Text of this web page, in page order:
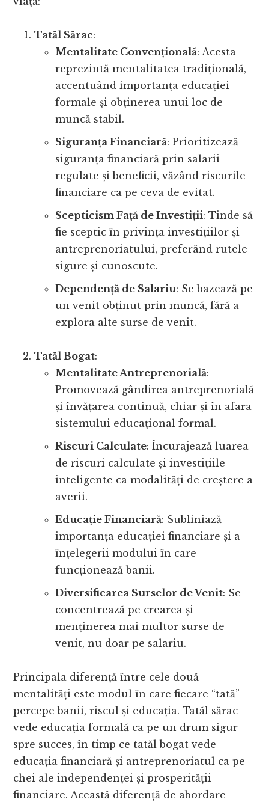
Tatăl Sărac:
Mentalitate Convențională: Acesta
reprezintă mentalitatea tradițională,
accentuând importanța educației
formale și obținerea unui loc de
muncă stabil.
Siguranța Financiară: Prioritizează
siguranța financiară prin salarii
regulate și beneficii, văzând riscurile
financiare ca pe ceva de evitat.
Scepticism Față de Investiții: Tinde să
fie sceptic în privința investițiilor și
antreprenoriatului, preferând rutele
sigure și cunoscute.
Dependență de Salariu: Se bazează pe
un venit obținut prin muncă, fără a
explora alte surse de venit.
Tatăl Bogat:
Mentalitate Antreprenorială:
Promovează gândirea antreprenorială
și învățarea continuă, chiar și în afara
sistemului educațional formal.
Riscuri Calculate: Încurajează luarea
de riscuri calculate și investițiile
inteligente ca modalități de creștere a
averii.
Educație Financiară: Subliniază
importanța educației financiare și a
înțelegerii modului în care
funcționează banii.
Diversificarea Surselor de Venit: Se
concentrează pe crearea și
menținerea mai multor surse de
venit, nu doar pe salariu.
Principala diferență între cele două
mentalități este modul în care fiecare “tată”
percepe banii, riscul și educația. Tatăl sărac
vede educația formală ca pe un drum sigur
spre succes, în timp ce tatăl bogat vede
educația financiară și antreprenoriatul ca pe
chei ale independenței și prosperității
financiare. Această diferență de abordare